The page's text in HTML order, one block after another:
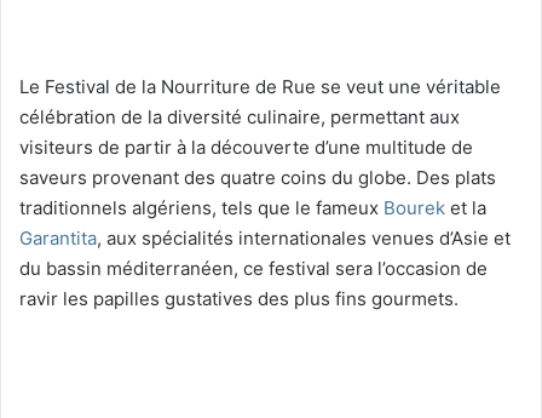
Le Festival de la Nourriture de Rue se veut une véritable
célébration de la diversité culinaire, permettant aux
visiteurs de partir à la découverte d’une multitude de
saveurs provenant des quatre coins du globe. Des plats
traditionnels algériens, tels que le fameux Bourek et la
Garantita, aux spécialités internationales venues d’Asie et
du bassin méditerranéen, ce festival sera l’occasion de
ravir les papilles gustatives des plus fins gourmets.